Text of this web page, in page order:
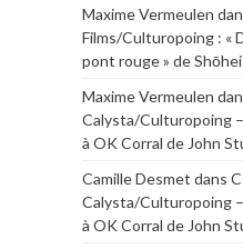
Maxime Vermeulen
Films/Culturopoing : «
pont rouge » de
Maxime Vermeulen
Calysta/Culturopoing
à OK Corral de John
Camille Desmet dans
Calysta/Culturopoing
à OK Corral de John